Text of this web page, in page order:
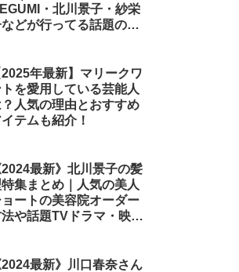
・北川景子・紗栄
どが行ってる話題のサ
2025年最新】マリークワ
トを愛用している芸能人
？人気の理由とおすすめ
テムも紹介！
2024最新》北川景子の髪
集まとめ｜人気の美人
ョートの美容院オーダー
や話題TVドラマ・映画
2024最新》川口春奈さん